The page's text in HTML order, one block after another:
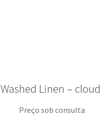
Washed Linen – cloud
Preço sob consulta